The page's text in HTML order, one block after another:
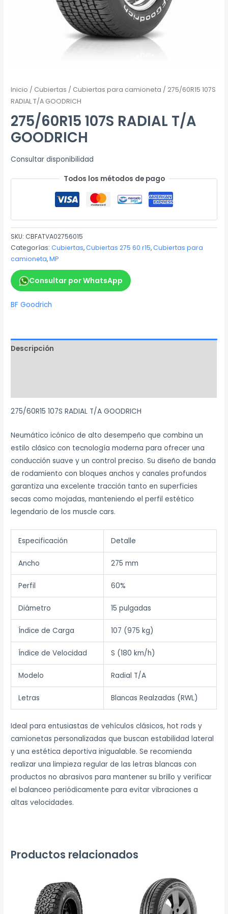
Inicio / Cubiertas / Cubiertas para camioneta / 275/60R15 107S
RADIAL T/A GOODRICH
275/60R15 107S RADIAL T/A
GOODRICH
Consultar disponibilidad
Todos los métodos de pago
SKU:CBFATVA02756015
Categorías:Cubiertas,Cubiertas 275 60 r15,Cubiertas para
camioneta,MP
Consultar por WhatsApp
BF Goodrich
Descripción
275/60R15 107S RADIAL T/A GOODRICH
Neumático icónico de alto desempeño que combina un
estilo clásico con tecnología moderna para ofrecer una
conducción suave y un control preciso.Su diseño de banda
de rodamiento con bloques anchos y canales profundos
garantiza una excelente tracción tanto en superficies
secas como mojadas, manteniendo el perfil estético
legendario de los muscle cars.
Especificación Detalle
Ancho 275 mm
Perfil 60%
Diámetro 15 pulgadas
Índice de Carga 107 (975 kg)
Índice de Velocidad S (180 km/h)
Modelo Radial T/A
Letras Blancas Realzadas (RWL)
Ideal para entusiastas de vehículos clásicos, hot rods y
camionetas personalizadas que buscan estabilidad lateral
y una estética deportiva inigualable. Se recomienda
realizar una limpieza regular de las letras blancas con
productos no abrasivos para mantener su brillo y verificar
el balanceo periódicamente para evitar vibraciones a
altas velocidades.
Productos relacionados